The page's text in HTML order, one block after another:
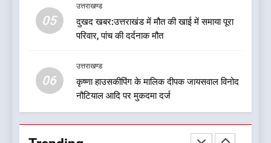
05
उत्तराखण्ड
दुखद खबर:उत्तराखंड में मौत की खाई में समाया पूरा
परिवार, पांच की दर्दनाक मौत
06
उत्तराखण्ड
कृष्णा हाउसकीपिंग के मालिक दीपक जायसवाल विनोद
नौटियाल आदि पर मुकदमा दर्ज
1
यंग उत्तराखंड सिने अवार्ड्स 2026:
धामी सरकार का बड़ा एक्शन